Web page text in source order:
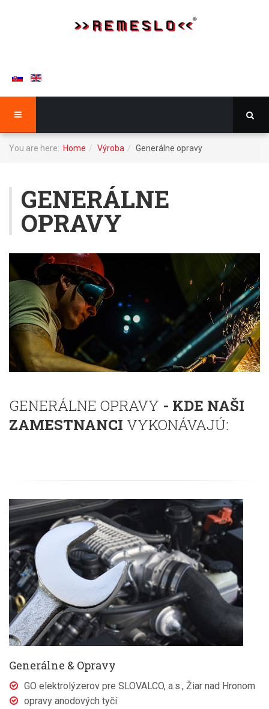
You are here: Home Výroba Generálne opravy
GENERÁLNE
OPRAVY
GENERÁLNE OPRAVY - KDE NAŠI
ZAMESTNANCI VYKONÁVAJÚ:
Generálne & Opravy
GO elektrolýzerov pre SLOVALCO, a.s., Žiar nad Hronom
opravy anodových tyčí